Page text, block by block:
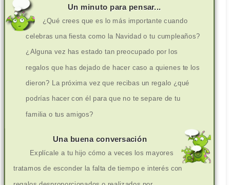
Un minuto para pensar...
¿Qué crees que es lo más importante cuando
celebras una fiesta como la Navidad o tu cumpleaños?
¿Alguna vez has estado tan preocupado por los
regalos que has dejado de hacer caso a quienes te los
dieron? La próxima vez que recibas un regalo ¿qué
podrías hacer con él para que no te separe de tu
familia o tus amigos?
Una buena conversación
Explícale a tu hijo cómo a veces los mayores
tratamos de esconder la falta de tiempo e interés con